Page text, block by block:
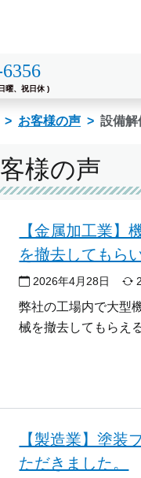
曜、祝日休 )
お客様の声 設備解
様の声
【金属加工業】
を撤去してもら
2026年4月28日
弊社の工場内で大型
械を撤去してもらえ
【製造業】塗装
ただきました。